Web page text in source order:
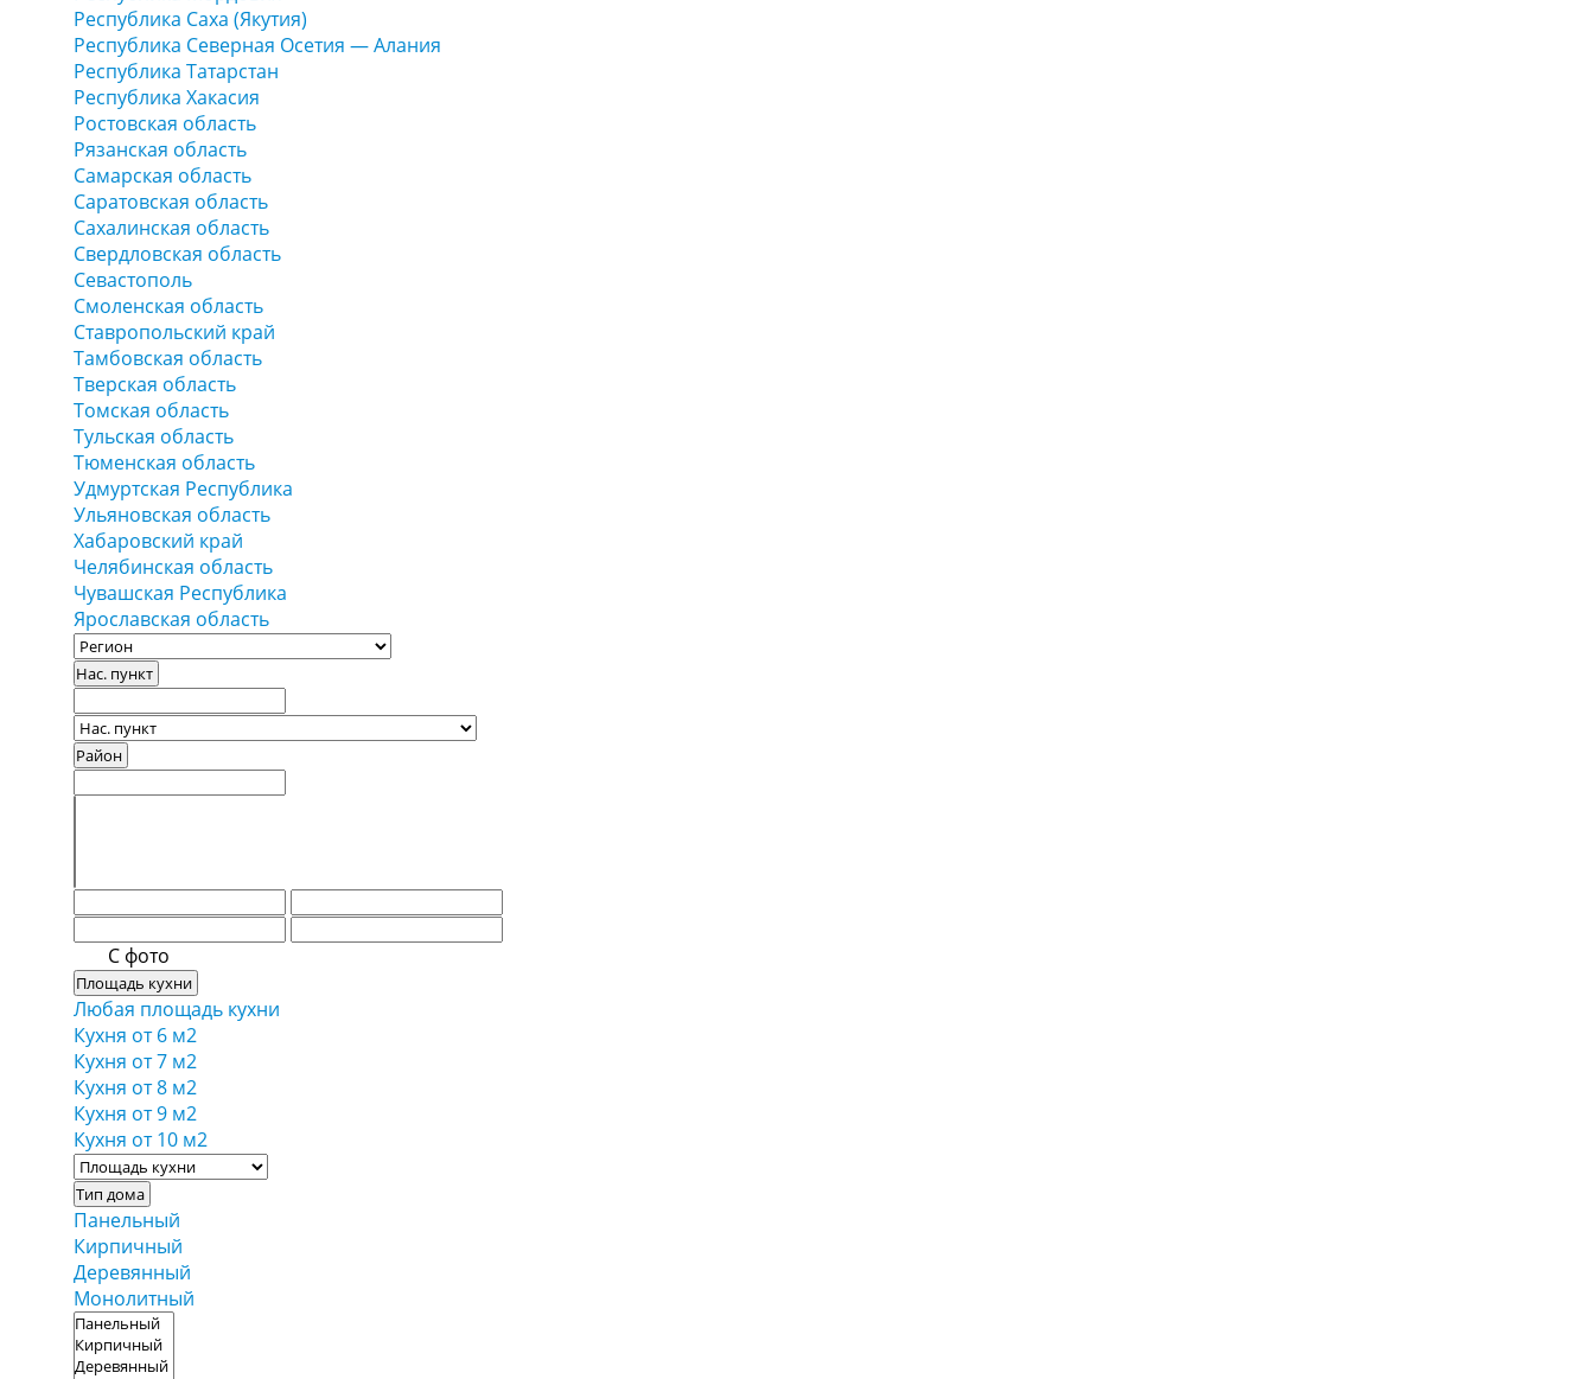
Республика Саха (Якутия)
Республика Северная Осетия — Алания
Республика Татарстан
Республика Хакасия
Ростовская область
Рязанская область
Самарская область
Саратовская область
Сахалинская область
Свердловская область
Севастополь
Смоленская область
Ставропольский край
Тамбовская область
Тверская область
Томская область
Тульская область
Тюменская область
Удмуртская Республика
Ульяновская область
Хабаровский край
Челябинская область
Чувашская Республика
Ярославская область
Нас. пункт
Район
С фото
Площадь кухни
Любая площадь кухни
Кухня от 6 м2
Кухня от 7 м2
Кухня от 8 м2
Кухня от 9 м2
Кухня от 10 м2
Тип дома
Панельный
Кирпичный
Деревянный
Монолитный